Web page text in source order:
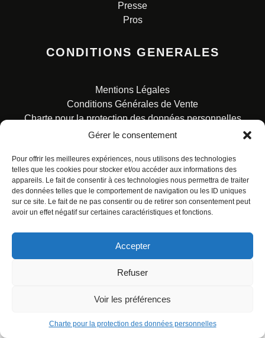
Gérer le consentement
Pour offrir les meilleures expériences, nous utilisons des technologies
telles que les cookies pour stocker et/ou accéder aux informations des
appareils. Le fait de consentir à ces technologies nous permettra de traiter
des données telles que le comportement de navigation ou les ID uniques
sur ce site. Le fait de ne pas consentir ou de retirer son consentement peut
avoir un effet négatif sur certaines caractéristiques et fonctions.
Accepter
Refuser
Voir les préférences
Charte pour la protection des données personnelles
Presse
Pros
CONDITIONS GENERALES
Mentions Légales
Conditions Générales de Vente
Charte pour la protection des données personnelles
© ALL RIGHTS RESERVED. URBAN COMICS POUR LES
ÉDITIONS FRANÇAISES.